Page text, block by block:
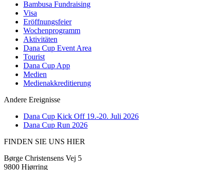
Bambusa Fundraising
Visa
Eröffnungsfeier
Wochenprogramm
Aktivitäten
Dana Cup Event Area
Tourist
Dana Cup App
Medien
Medienakkreditierung
Andere Ereignisse
Dana Cup Kick Off 19.-20. Juli 2026
Dana Cup Run 2026
FINDEN SIE UNS HIER
Børge Christensens Vej 5
9800 Hjørring